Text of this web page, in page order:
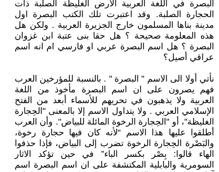
البصرة في اللغة العربية الأرض الغليظة الصلبة ذات
الحجارة الصلبة. وقد اعتبرت تلك الكتب البصرة اول
مدينة بناها المسلمون خارج الجزيرة العربية . ولكن هل
هذه المعلومة صحيحة ؟ هل حقا بنى عتبة ابن غزوان
البصرة ؟ هل اسم البصرة عربي او فارسي ام انه اسم
عراقي أصيل؟
نأتي أولا الى الاسم " البصرة " . بالنسبة للمؤرخين العرب
فهم يصرون على ان اسم البصرة مأخوذ من اللغة
العربية ولا يذهبون في تحريهم للأسماء أبعد من الفتح
الإسلامي العربي . ولا يتداول الاسم إلا بالمعنى "الحِجارة
الغليظة"، أو "الحِجارة الرخوة المائلة للبياض". وأن العرب
أطلقوا عليها هذا الاسم “لأنه كان فيها حجارة رخوة،
والبَصْرة الحِجارة الرخوة تضرب إلى البياض، فإذا حذفوا
الهاء قالوا: بِصْر بكسر الباء” في حين تؤكد الاثار
السومرية والبابلية المكتشفة على ان اسم البصرة اسم